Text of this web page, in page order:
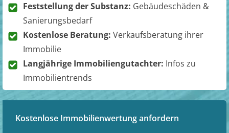
Feststellung der Substanz: Gebäudeschäden &
Sanierungsbedarf
Kostenlose Beratung: Verkaufsberatung ihrer
Immobilie
Langjährige Immobiliengutachter: Infos zu
Immobilientrends
Kostenlose Immobilienwertung anfordern